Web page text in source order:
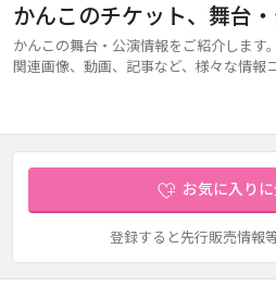
かんこのチケット、舞台
かんこの舞台・公演情報をご紹介します
関連画像、動画、記事など、様々な情報
お気に入り
登録すると先行販売情報